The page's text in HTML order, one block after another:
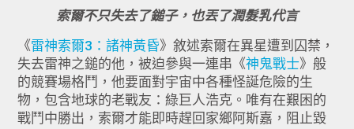
索爾不只失去了鎚子，也丟了潤髮乳代言
《雷神索爾3：諸神黃昏》敘述索爾在異星遭到囚禁，
失去雷神之鎚的他，被迫參與一連串《神鬼戰士》般
的競賽場格鬥，他要面對宇宙中各種怪誕危險的生
物，包含地球的老戰友：綠巨人浩克。唯有在艱困的
戰鬥中勝出，索爾才能即時趕回家鄉阿斯嘉，阻止毀